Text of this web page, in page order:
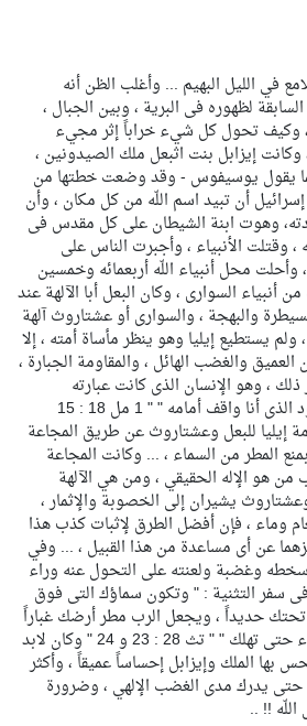
في الليل البهيم ... وأغلب الظن أنه
لظهوره فى البرية ، وبين الجبال ،
وكيف تحول كل شيء خراباً إثر مجيء
إيزابل بنت اثبعل ملك الصيدونين ،
كما يقول يوسيفوس - وقد وضعت خطتها من
إسرائيل أن تبيد اسم اللّه من كل مكان ، وأن
وهوت ابنة الشيطان على كل مقدس فى
وقتلت الأنبياء ، وأجبرت الناس على
وأحلت محل أنبياء اللّه أربعمائه وخمسين
أنبياء السوارى ، وكان البعل أبا الآلهة عند
والبهجة ، والسوارى أو عشتاروث آلهة
يستطيع إيليا وهو ينظر مأساة أمته ، إلا
والغضب الهائل ، والمقاومة الجبارة ،
، وهو الإنسان الذى كانت عبارته
واقف أمامه " " 1 مل 18 : 15
إيليا للبعل وعشتاروث عن طريق المجاعة
المطر من السماء ، ... وكانت المجاعة
هو الإله الحقيقي ، ومن هي الآلهة
يشيران إلى الخصوبة والإثمار ،
وماء ، فإن أفضل الطرق لإثبات كذب هذا
عن أى مساعدة من هذا القبيل ، ... وفي
سخطه وغضبة ولعنته على التحول عنه وراء
سفر التثنية : " وتكون سماؤك التى فوق
حديداً ، ويجعل الرب مطر أرضك غباراً
وتراباً ينزل عليك من السماء حتى تهلك " " تث 28 : 23 و 24 " وكان لابد
الملك وإيزابل إحساساً عميقاً ، وأكثر
يدرك مدى الغضب الإلهي ، وضرورة
!! ..